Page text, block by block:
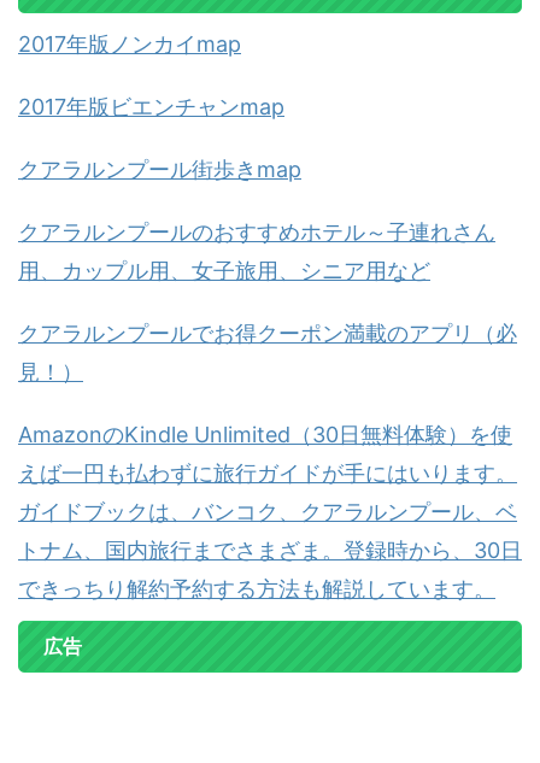
2017年版ノンカイmap
2017年版ビエンチャンmap
クアラルンプール街歩きmap
クアラルンプールのおすすめホテル～子連れさん
用、カップル用、女子旅用、シニア用など
クアラルンプールでお得クーポン満載のアプリ（必
見！）
AmazonのKindle Unlimited（30日無料体験）を使
えば一円も払わずに旅行ガイドが手にはいります。
ガイドブックは、バンコク、クアラルンプール、ベ
トナム、国内旅行までさまざま。登録時から、30日
できっちり解約予約する方法も解説しています。
広告